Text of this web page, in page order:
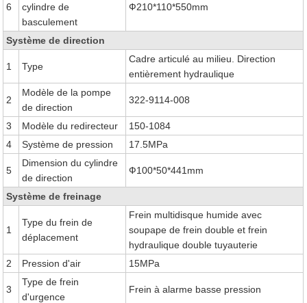
6
cylindre de
basculement
Ф210*110*550mm
Système de direction
1 Type
Cadre articulé au milieu. Direction
entièrement hydraulique
2
Modèle de la pompe
de direction
322-9114-008
3 Modèle du redirecteur
150-1084
4
Système de pression 17.5MPa
5
Dimension du cylindre
de direction
Ф100*50*441mm
Système de freinage
1
Type du frein de
déplacement
Frein multidisque humide avec
soupape de frein double et frein
hydraulique double tuyauterie
2
Pression d'air 15MPa
3
Type de frein
d'urgence
Frein à alarme basse pression